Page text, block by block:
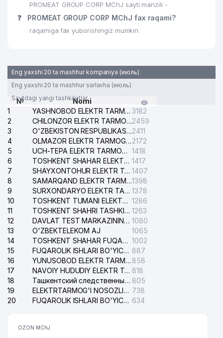
PROMEAT GROUP CORP MChJ sayti manzili -
❓ PROMEAT GROUP CORP MChJ fax raqami?
raqamiga fax yuborishingiz mumkin.
Eng yaxshi 20 ta mashhur kompaniya (июль)
Eng yaxshi 20 ta mashhur sarlavha (июль)
Saytdagi yangi tashkilotlar
№
Nomi
1
YASHNOBOD ELEKTR TARMOG'I NOSOZLIKLARI XIZMATI 3182
2
CHILONZOR ELEKTR TARMOG'I NOSOZLIK XIZMATI2459
3
O'ZBEKISTON RESPUBLIKASI BOSH PROKURATURASI ISHONCH TELEFONI2411
4
OLMAZOR ELEKTR TARMOG'I NOSOZLIKLARI XIZMATI2172
5
UCH-TEPA ELEKTR TARMOG'I NOSOZLIKLARI XIZMATI 1418
6
TOSHKENT SHAHAR ELEKTR TARMOQLARI KORXONASI AJ 1417
7
SHAYXONTOHUR ELEKTR TARMOG'I NOSOZLIKLARINI TUZATISH XIZMATI 1407
8
SAMARQAND ELEKTR TARMOQLARI AJ1398
9
SURXONDARYO ELEKTR TARMOQLARI AJ 1378
10
TOSHKENT TUMANI ELEKTR TARMOG'I AVARIYA XIZMATI 1286
11
TOSHKENT SHAHRI TASHKILOT TELEFONLARI HAQIDA MA'LUMOT BYUROSI 1263
12
DAVLAT TEST MARKAZINING ISHONCH TELEFONLARI 1080
13
O'ZBEKTELEKOM AJ
1065
14
TOSHKENT SHAHAR FUQAROLIK ISHLARI BO'YICHA SUDI 1002
15
FUQAROLIK ISHLARI BO'YICHA YAKKASAROY TUMANLARARO SUDI 887
16
YUNUSOBOD ELEKTR TARMOG'I NOSOZLIKLARI XIZMATI 858
17
NAVOIY HUDUDIY ELEKTR TARMOQLARI KORXONASI AJ 818
18
Ташкентский следственный изолятор 805
19
ELEKTRTARMOG'I NOSOZLIKLARINI TO'ZATISH SERGELI XIZMATI 738
20
FUQAROLIK ISHLARI BO'YICHA UCH-TEPA TUMANI SUDI 634
OZON MChJ